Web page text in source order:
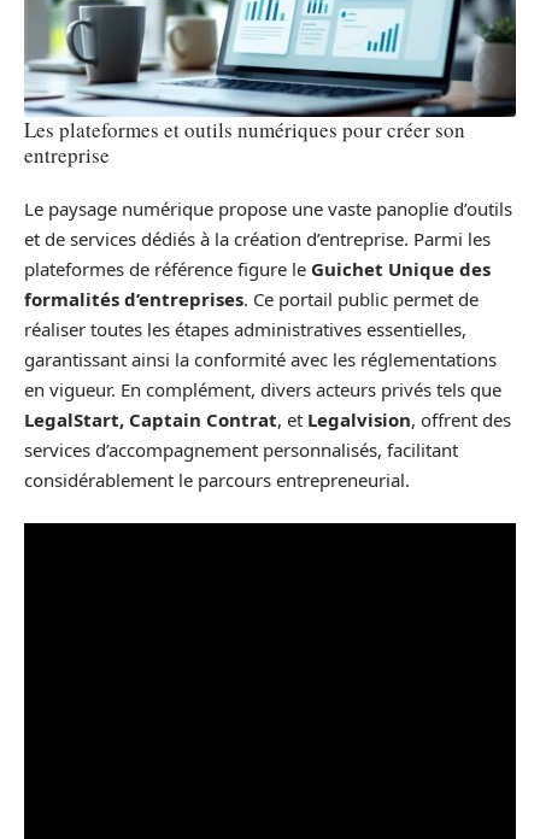
Les plateformes et outils numériques pour créer son
entreprise
Le paysage numérique propose une vaste panoplie d’outils
et de services dédiés à la création d’entreprise. Parmi les
plateformes de référence figure le Guichet Unique des
formalités d’entreprises. Ce portail public permet de
réaliser toutes les étapes administratives essentielles,
garantissant ainsi la conformité avec les réglementations
en vigueur. En complément, divers acteurs privés tels que
LegalStart, Captain Contrat, et Legalvision, offrent des
services d’accompagnement personnalisés, facilitant
considérablement le parcours entrepreneurial.